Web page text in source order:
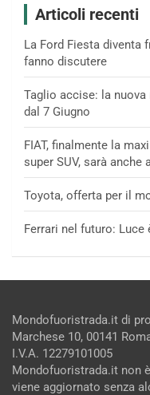
Articoli recenti
La Ford Fiesta diventa
fanno discutere
Taglio accise: la
dal 7 Giugno
FIAT, finalmente la
super SUV, sarà anche
Toyota, offerta per il
Ferrari nel futuro:
Mondofuoristrada.it di
Marchese 10, 00141
I.V.A. 12279101005
Mondofuoristrada.it non
viene aggiornato senza